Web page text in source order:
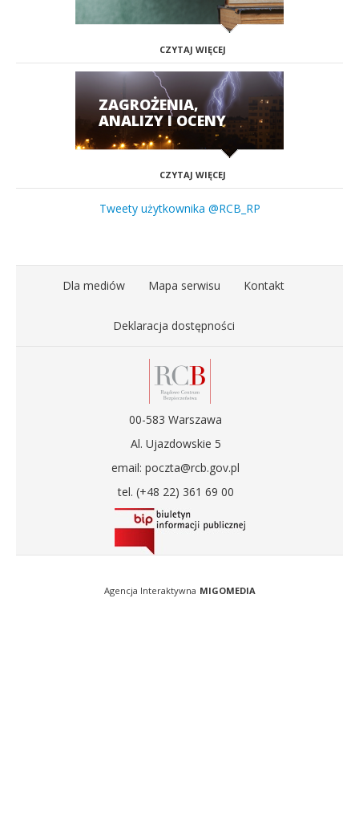
CZYTAJ WIĘCEJ
ZAGROŻENIA,
ANALIZY I OCENY
CZYTAJ WIĘCEJ
Tweety użytkownika @RCB_RP
Dla mediów Mapa serwisu Kontakt
Deklaracja dostępności
00-583 Warszawa
Al. Ujazdowskie 5
email: poczta@rcb.gov.pl
tel. (+48 22) 361 69 00
Agencja Interaktywna MIGOMEDIA